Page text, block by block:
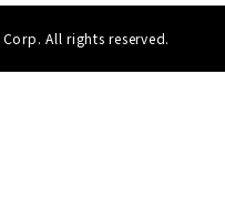
All rights reserved.